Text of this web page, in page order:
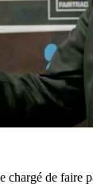
de faire